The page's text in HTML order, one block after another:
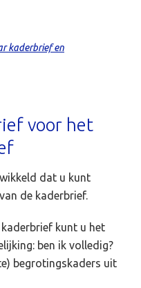
kaderbrief en
voor het
dat u kunt
de kaderbrief.
kunt u het
ben ik volledig?
begrotingskaders uit